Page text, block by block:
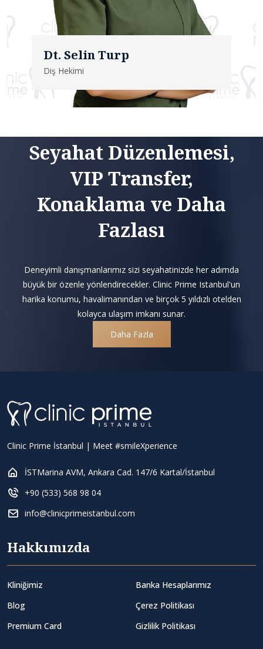
Dt. Selin Turp
Diş Hekimi
Seyahat Düzenlemesi,
VIP Transfer,
Konaklama ve Daha
Fazlası
Deneyimli danışmanlarımız sizi seyahatinizde her adımda
büyük bir özenle yönlendirecekler. Clinic Prime Istanbul'un
harika konumu, havalimanından ve birçok 5 yıldızlı otelden
kolayca ulaşım imkanı sunar.
Daha Fazla
Clinic Prime İstanbul | Meet #smileXperience
İSTMarina AVM, Ankara Cad. 147/6 Kartal/İstanbul
+90 (533) 568 98 04
info@clinicprimeistanbul.com
Hakkımızda
Kliniğimiz
Blog
Premium Card
Banka Hesaplarımız
Çerez Politikası
Gizlilik Politikası